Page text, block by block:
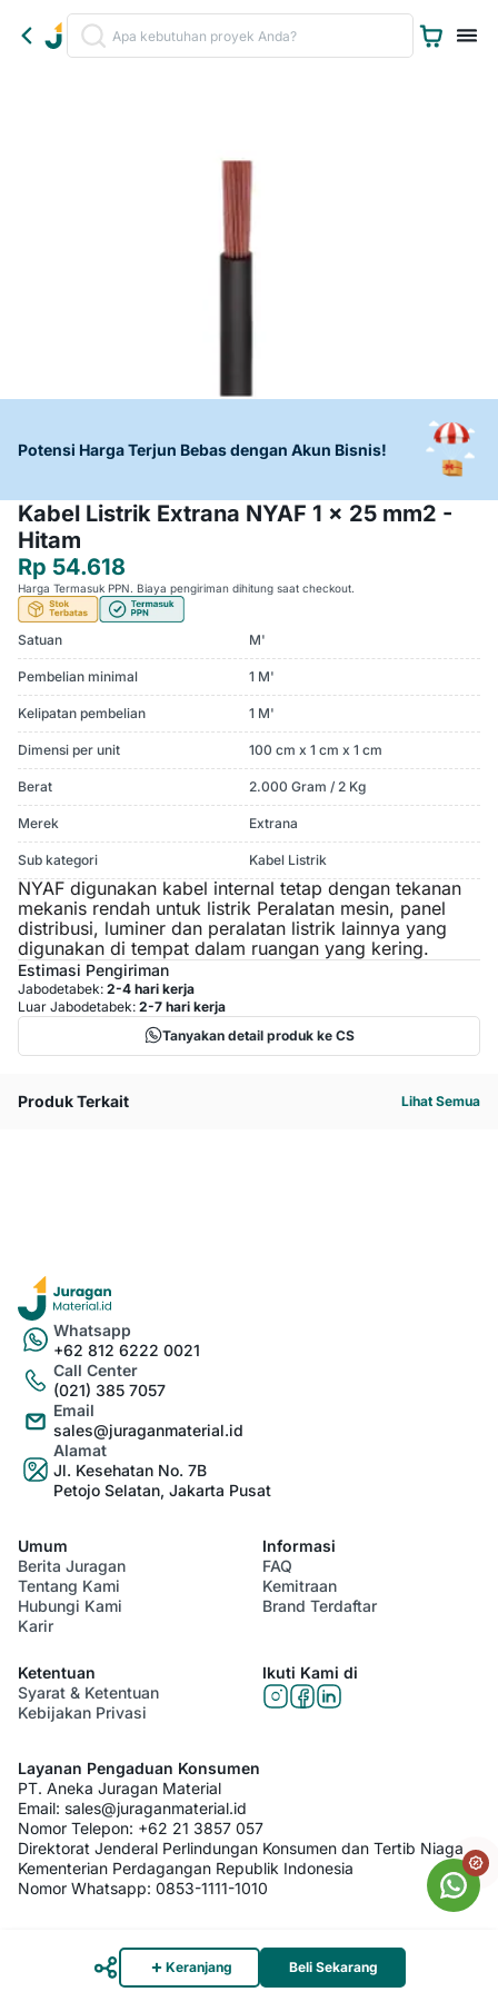
Potensi Harga Terjun Bebas dengan Akun Bisnis!
Kabel Listrik Extrana NYAF 1 x 25 mm2 -
Hitam
Rp 54.618
Harga Termasuk PPN. Biaya pengiriman dihitung saat checkout.
Satuan M'
Pembelian minimal 1 M'
Kelipatan pembelian 1 M'
Dimensi per unit 100 cm x 1 cm x 1 cm
Berat 2.000 Gram / 2 Kg
Merek Extrana
Sub kategori Kabel Listrik
NYAF digunakan kabel internal tetap dengan tekanan
mekanis rendah untuk listrik Peralatan mesin, panel
distribusi, luminer dan peralatan listrik lainnya yang
digunakan di tempat dalam ruangan yang kering.
Estimasi Pengiriman
Jabodetabek: 2-4 hari kerja
Luar Jabodetabek: 2-7 hari kerja
Tanyakan detail produk ke CS
Produk Terkait Lihat Semua
Whatsapp
+62 812 6222 0021
Call Center
(021) 385 7057
Email
sales@juraganmaterial.id
Alamat
Jl. Kesehatan No. 7B
Petojo Selatan, Jakarta Pusat
Umum
Berita Juragan
Tentang Kami
Hubungi Kami
Karir
Informasi
FAQ
Kemitraan
Brand Terdaftar
Ketentuan
Syarat & Ketentuan
Kebijakan Privasi
Ikuti Kami di
Layanan Pengaduan Konsumen
PT. Aneka Juragan Material
Email: sales@juraganmaterial.id
Nomor Telepon: +62 21 3857 057
Direktorat Jenderal Perlindungan Konsumen dan Tertib Niaga
Kementerian Perdagangan Republik Indonesia
Nomor Whatsapp: 0853-1111-1010
Keranjang Beli Sekarang